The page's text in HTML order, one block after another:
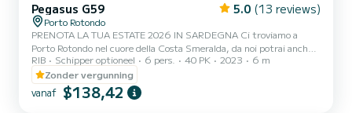
Pegasus G59 5.0 (13 reviews)
Porto Rotondo
PRENOTA LA TUA ESTATE 2026 IN SARDEGNA Ci troviamo a
Porto Rotondo nel cuore della Costa Smeralda, da noi potrai anche
trovare il parcheggio della tua macchina custodito ed anche un
piccolo bar per potersi rilassare guardando il nostro meraviglioso
mare. In questo bellissimo gommone possiamo trovarci: .Doccetta
.Tendalino copri sole .Usb .Motore Jonhson 2023 40hp .Tappezzeria
RIB Schipper optioneel 6 pers. 40 PK 2023
6 m
Zonder vergunning
vanaf $138,42